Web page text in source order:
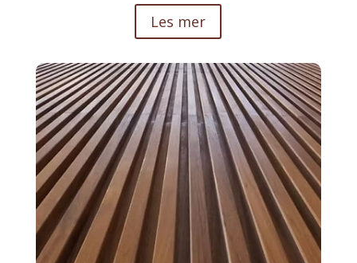
Les mer